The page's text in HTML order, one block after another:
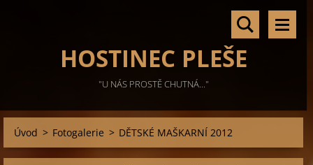
HOSTINEC PLEŠE
"U NÁS PROSTĚ CHUTNÁ..."
Úvod > Fotogalerie > DĚTSKÉ MAŠKARNÍ 2012